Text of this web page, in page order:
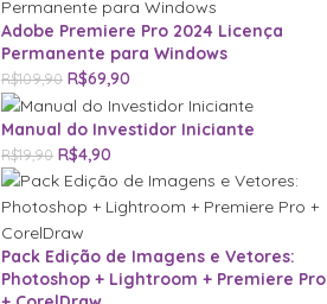
Adobe Premiere Pro 2024 Licença
Permanente para Windows
R$109,90 R$69,90
Manual do Investidor Iniciante
R$19,90 R$4,90
Pack Edição de Imagens e Vetores:
Photoshop + Lightroom + Premiere Pro